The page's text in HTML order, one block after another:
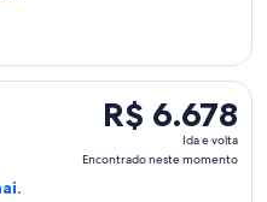
horas
R$ 6.678
Ida
e
R$ 6.678
Ida e volta
Encontrado neste momento
Group, que sai em